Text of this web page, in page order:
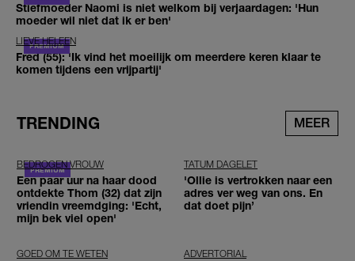
Stiefmoeder Naomi is niet welkom bij verjaardagen: 'Hun
moeder wil niet dat ik er ben'
LIEVE HELEEN
Fred (55): 'Ik vind het moeilijk om meerdere keren klaar te
komen tijdens een vrijpartij'
TRENDING MEER
BEDROGEN VROUW
Een paar uur na haar dood
ontdekte Thom (32) dat zijn
vriendin vreemdging: 'Echt,
mijn bek viel open'
TATUM DAGELET
'Ollie is vertrokken naar een
adres ver weg van ons. En
dat doet pijn’
GOED OM TE WETEN ADVERTORIAL